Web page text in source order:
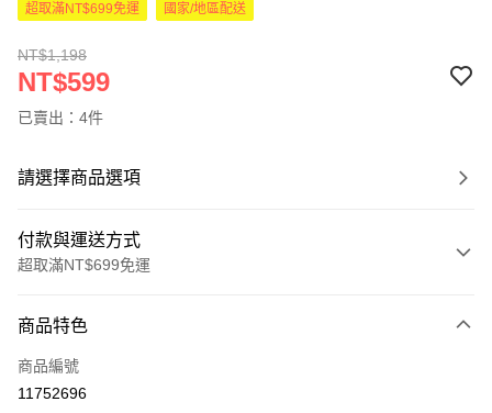
超取滿NT$699免運 國家/地區配送
NT$1,198
NT$599
已賣出：4件
請選擇商品選項
付款與運送方式
超取滿NT$699免運
信用卡一次付款
超商取貨付款
商品特色
商品編號
11752696